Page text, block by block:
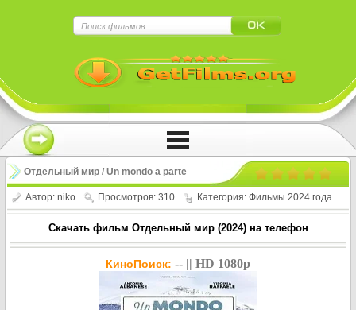
Отдельный мир / Un mondo a parte
(2024)
Автор: niko Просмотров: 310 Категория: Фильмы 2024 года
Скачать фильм Отдельный мир (2024) на телефон
КиноПоиск: -- || HD 1080p
Нажмите на
!!!Если Вы с телефона сперва нажмите на
троеточие в правом верхнем углу!!!